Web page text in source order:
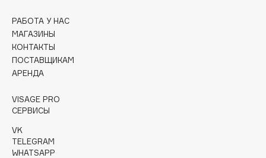
Dr.Jart+
DSD de Luxe
Dyson
E
Ecolatier
Ecotools
РАБОТА У НАС
МАГАЗИНЫ
КОНТАКТЫ
ПОСТАВЩИКАМ
АРЕНДА
VISAGE PRO
СЕРВИСЫ
VK
TELEGRAM
WHATSAPP